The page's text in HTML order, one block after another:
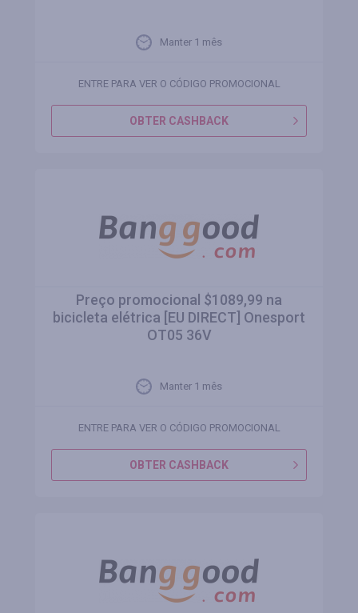
Manter 1 mês
ENTRE PARA VER O CÓDIGO PROMOCIONAL
OBTER CASHBACK
Preço promocional $1089,99 na
bicicleta elétrica [EU DIRECT] Onesport
OT05 36V
Manter 1 mês
ENTRE PARA VER O CÓDIGO PROMOCIONAL
OBTER CASHBACK